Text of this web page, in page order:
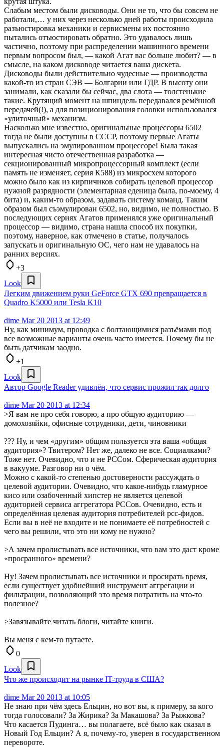
Слабым местом были дисководы. Они не то, что бы совсем не
работали,… у них через несколько дней работы происходила
разъюстировка механики и сервисмены их постоянно
пытались отъюстировать обратно. Это удавалось лишь
частично, поэтому при распределении машинного времени
первым вопросом был, — какой Агат вас больше любит? — в
смысле, на каком дисководе читается ваша дискета.
Дисководы были действительно чудесные — производства
какой-то из стран СЭВ — Болгарии или ГДР. В высоту они
занимали, как сказали бы сейчас, два слота — толстенькие
такие. Крутящий момент на шпиндель передавался ремённой
передачей(!), а для позиционирования головки использовался
«улиточный» механизм.
Насколько мне известно, оригинальные процессоры 6502
тогда не были доступны в СССР, поэтому первые Агаты
выпускались на эмулированном процессоре! Была такая
интересная чисто отечественная разработка —
секционированный микропроцессорный комплект (если
память не изменяет, серия К588) из микросхем которого
можно было как из кирпичиков собирать целевой процессор
нужной разрядности (элементарная еденица была, по-моему, 4
бита) и, каким-то образом, задавать систему команд. Таким
образом был съэмулирован 6502, но, видимо, не полностью. В
последующих сериях Агатов применялся уже оригинальный
процессор — видимо, страна нашла способ их покупки,
поэтому, наверное, как отмечено в статье, получалось
запускать и оригинальную ОС, чего нам не удавалось на
ранних версиях.
+3
Look
Легким движением руки GeForce GTX 690 превращается в
Quadro K5000 или Tesla K10
dime Mar 20 2013 at 12:49
Ну, как минимум, проводка с болтающимися разъёмами под
все возможные варианты очень часто имеется. Почему бы не
быть датчикам заодно.
+1
Look
Автор Google Reader удивлён, что сервис прожил так долго
dime Mar 20 2013 at 12:34
>Я вам не про себя говорю, а про общую аудиторию —
домохозяйки, офисные сотрудники, дети, чиновники
??? Ну, и чем «другим» общим пользуется эта ваша «общая
аудитория»? Твитером? Нет же, далеко не все. Социалками?
Тоже нет. Очевидно, что и не РССом. Сферическая аудитория
в вакууме. Разговор ни о чём.
Можно с какой-то степенью достоверности рассуждать о
целевой аудитории. Очевидно, что какое-нибудь гламурное
кисо или озабоченный хипстер не является целевой
аудиторией сервиса аггрегатора РССов. Очевидно, есть и
определённая целевая аудитория потребителей рсс-фидов.
Если вы в неё не входите и не понимаете её потребностей с
чего вы решили, что это ни кому не нужно?
>А зачем пролистывать все источники, что вам это даст кроме
«просранного» времени?
Ну! Зачем пролистывать все источники и просирать время,
если существует удобнейший инструмент аггрегации и
фильтрации, позволяющий это время потратить на что-то
полезное?
>Завязывайте читать блоги, читайте книги.
Вы меня с кем-то путаете.
0
Look
Что же происходит на рынке IT-труда в США?
dime Mar 20 2013 at 10:05
Не знаю при чём здесь Ельцин, но вот вы, к примеру, за кого
тогда голосовали? За Жирика? За Макашова? За Рыжкова?
Что касается Пудинга… вы полагаете, всё было как сказал в
Новый Год Ельцин? А я, почему-то, уверен в государственном
перевороте.